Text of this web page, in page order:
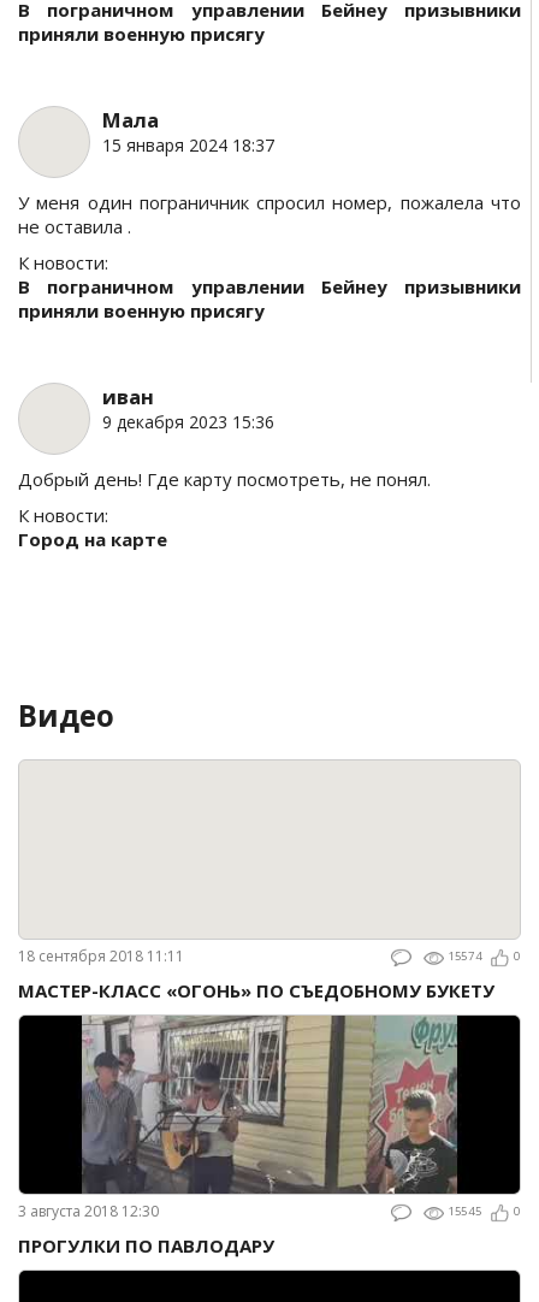
В пограничном управлении Бейнеу призывники
приняли военную присягу
Мала
15 января 2024 18:37
У меня один пограничник спросил номер, пожалела что
не оставила .
К новости:
В пограничном управлении Бейнеу призывники
приняли военную присягу
иван
9 декабря 2023 15:36
Добрый день! Где карту посмотреть, не понял.
К новости:
Город на карте
Видео
18 сентября 2018 11:11 15574 0
МАСТЕР-КЛАСС «ОГОНЬ» ПО СЪЕДОБНОМУ БУКЕТУ
3 августа 2018 12:30 15545 0
ПРОГУЛКИ ПО ПАВЛОДАРУ